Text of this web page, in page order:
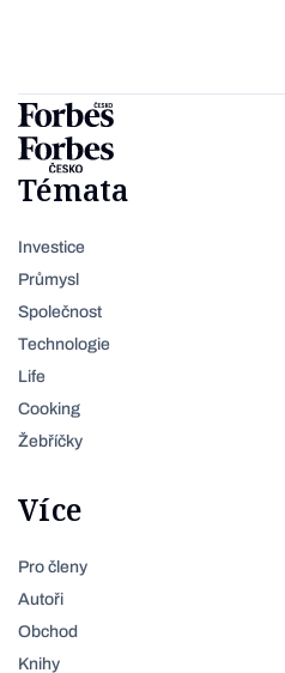
Témata
Investice
Průmysl
Společnost
Technologie
Life
Cooking
Žebříčky
Více
Pro členy
Autoři
Obchod
Knihy